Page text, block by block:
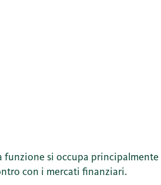
funzione si occupa
con i mercati finanziari.